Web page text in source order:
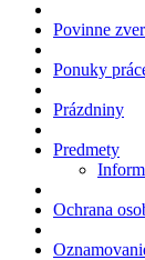
Povinne
Ponuky
Prázdniny
Predmety
Ochrana